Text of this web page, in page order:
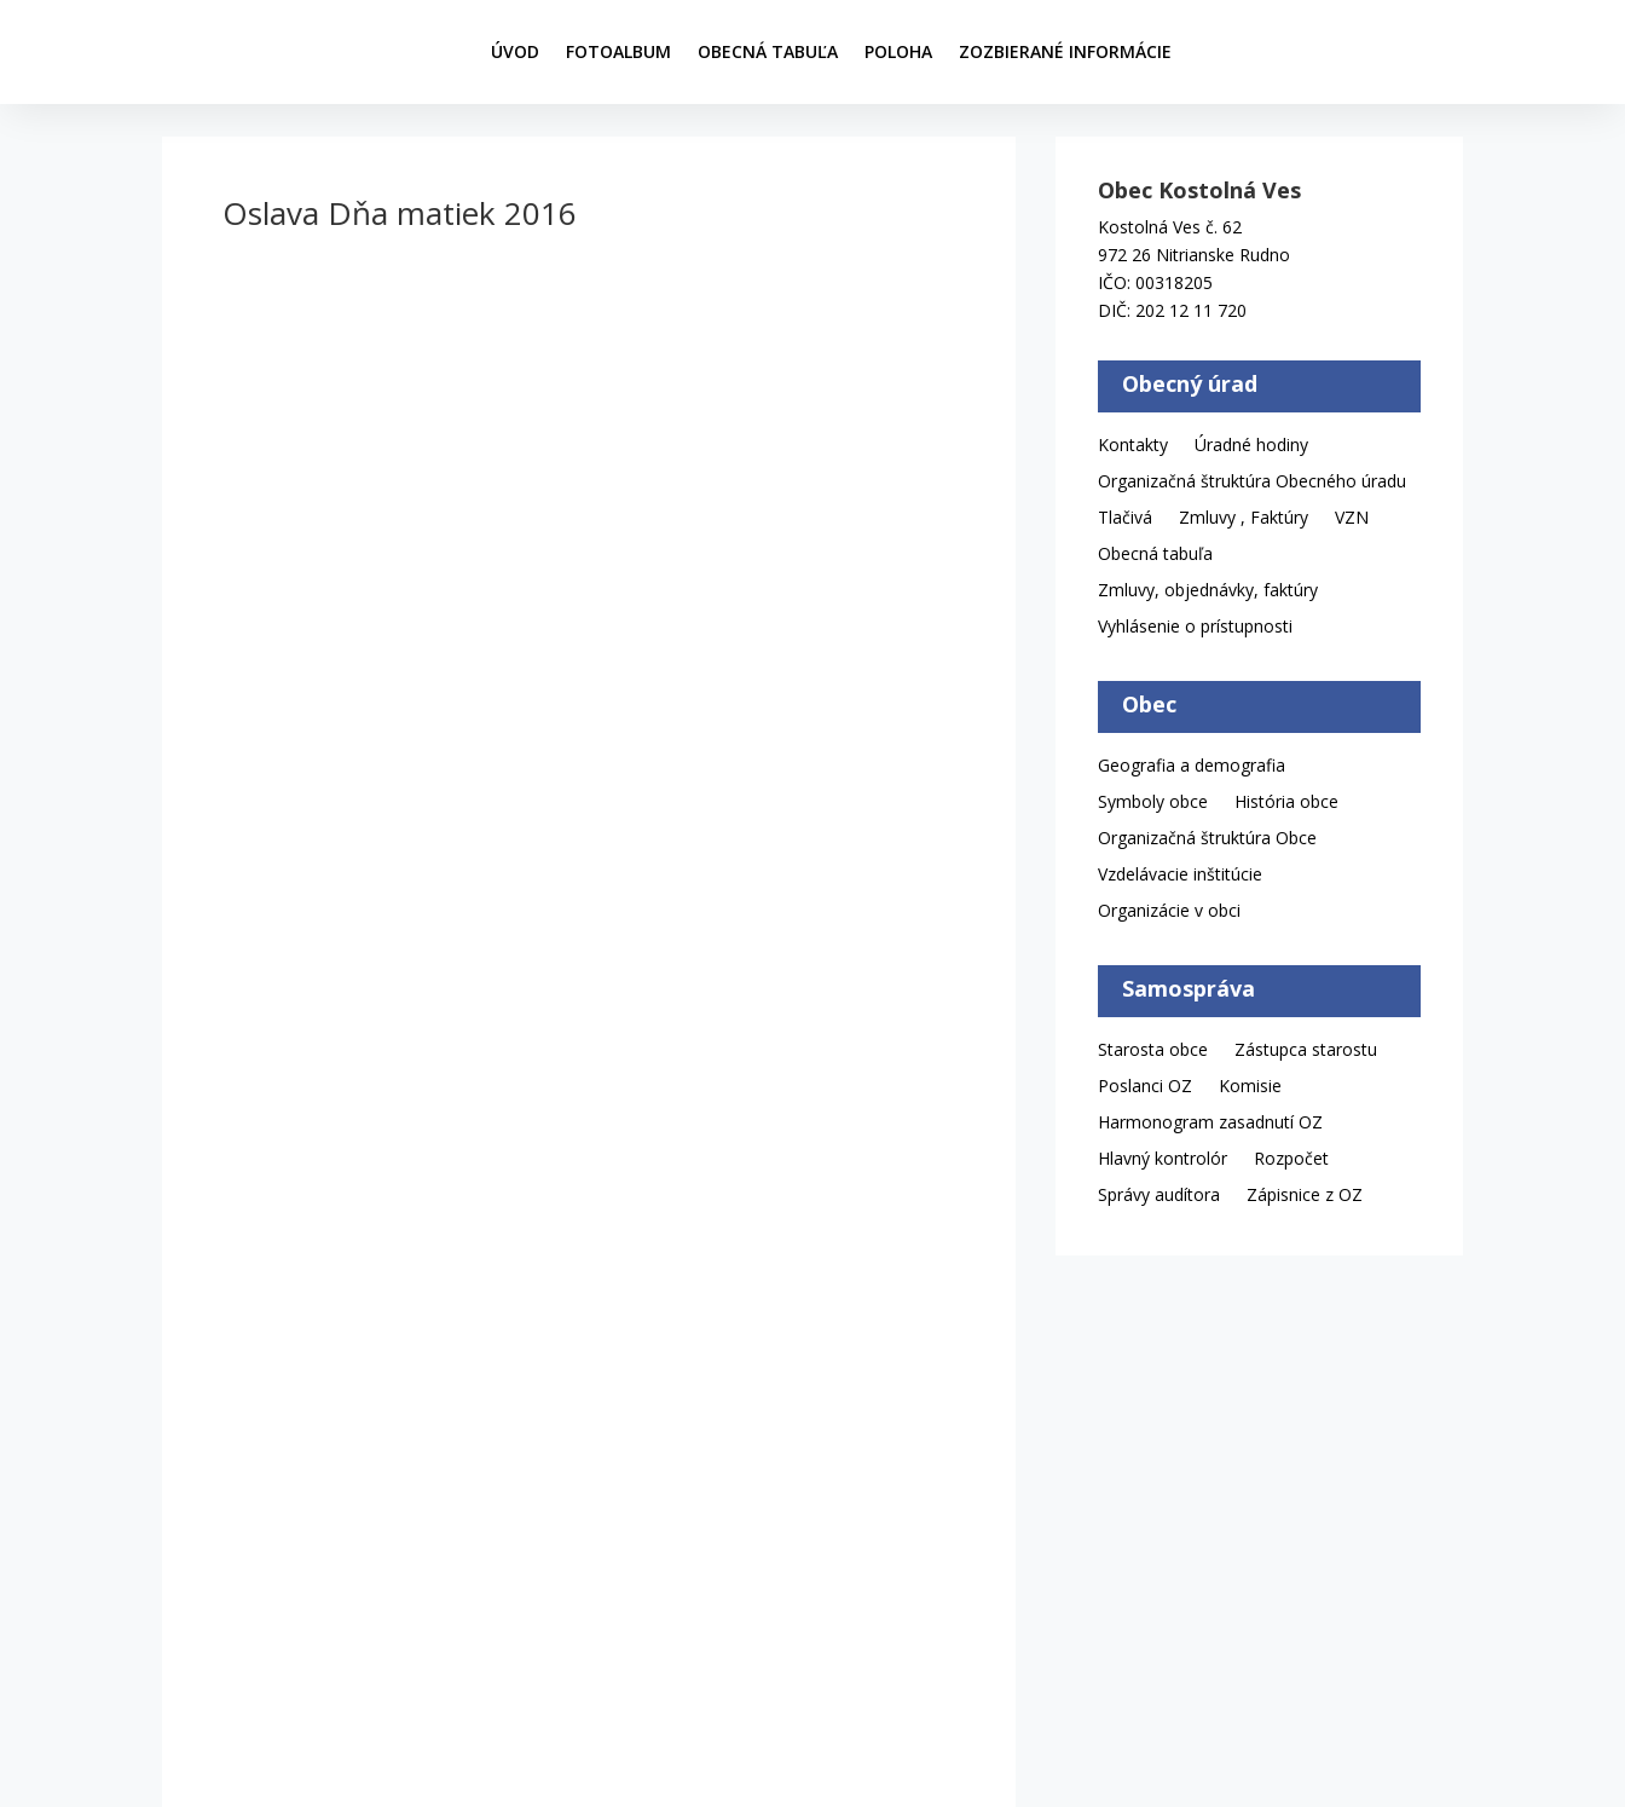
ÚVOD FOTOALBUM OBECNÁ TABUĽA POLOHA ZOZBIERANÉ INFORMÁCIE
Oslava Dňa matiek 2016
Obec Kostolná Ves
Kostolná Ves č. 62
972 26 Nitrianske Rudno
IČO: 00318205
DIČ: 202 12 11 720
Obecný úrad
Kontakty
Úradné hodiny
Organizačná štruktúra Obecného úradu
Tlačivá
Zmluvy , Faktúry
VZN
Obecná tabuľa
Zmluvy, objednávky, faktúry
Vyhlásenie o prístupnosti
Obec
Geografia a demografia
Symboly obce
História obce
Organizačná štruktúra Obce
Vzdelávacie inštitúcie
Organizácie v obci
Samospráva
Starosta obce
Zástupca starostu
Poslanci OZ
Komisie
Harmonogram zasadnutí OZ
Hlavný kontrolór
Rozpočet
Správy audítora
Zápisnice z OZ